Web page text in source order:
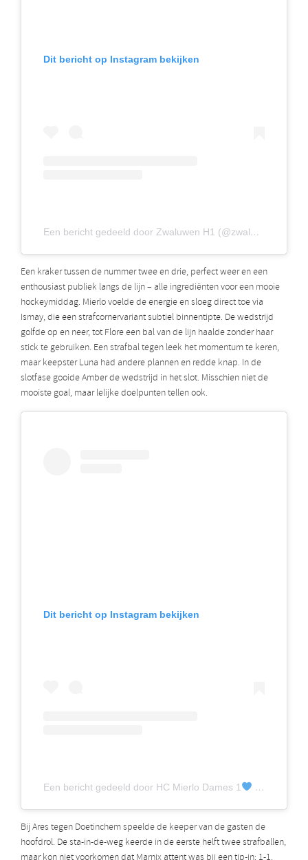
Dit bericht op Instagram bekijken
Een bericht gedeeld door Zwaluwen H1 (@zwaluwen_heren1)
Een kraker tussen de nummer twee en drie, perfect weer en een
enthousiast publiek langs de lijn – alle ingrediënten voor een mooie
hockeymiddag. Mierlo voelde de energie en sloeg direct toe via
Ismay, die een strafcornervariant subtiel binnentipte. De wedstrijd
golfde op en neer, tot Flore een bal van de lijn haalde zonder haar
stick te gebruiken. Een strafbal tegen leek het momentum te keren,
maar keepster Luna had andere plannen en redde knap. In de
slotfase gooide Amber de wedstrijd in het slot. Misschien niet de
mooiste goal, maar lelijke doelpunten tellen ook.
Dit bericht op Instagram bekijken
Een bericht gedeeld door HC Mierlo Dames 1
Bij Ares tegen Doetinchem speelde de keeper van de gasten de
hoofdrol. De sta-in-de-weg keerde in de eerste helft twee strafballen,
maar kon niet voorkomen dat Marnix attent was bij een tip-in: 1-1.